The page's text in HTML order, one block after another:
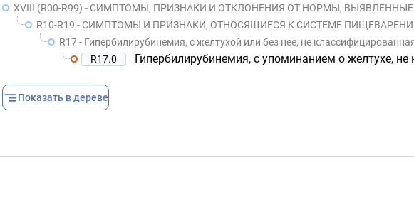
XVIII (R00-R99) - СИМПТОМЫ, ПРИЗНАКИ И ОТКЛОНЕНИЯ ОТ НОРМЫ, ВЫЯВЛЕННЫЕ ПРИ КЛИНИЧЕСКИХ И ЛАБОРАТОРНЫХ
R10-R19 - СИМПТОМЫ И ПРИЗНАКИ, ОТНОСЯЩИЕСЯ К СИСТЕМЕ
R17 - Гипербилирубинемия, с желтухой или без нее, не
R17.0
Гипербилирубинемия, с упоминанием о желтухе, не
Показать в дереве